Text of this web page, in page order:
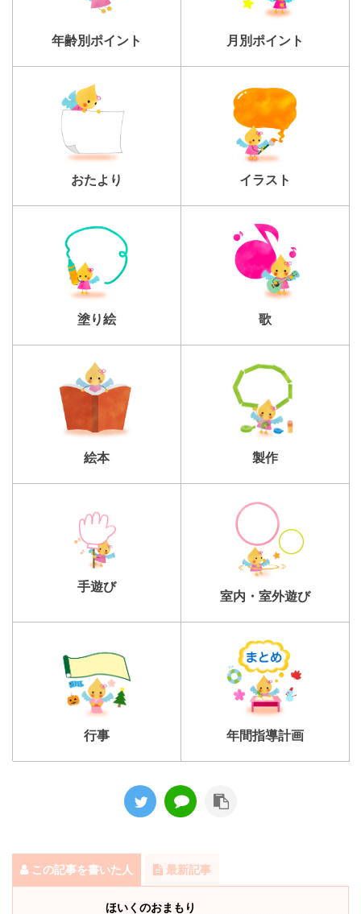
年齢別ポイント 月別ポイント
おたより イラスト
塗り絵 歌
絵本 製作
手遊び
室内・室外遊び
行事 年間指導計画
この記事を書いた人 最新記事
ほいくのおまもり